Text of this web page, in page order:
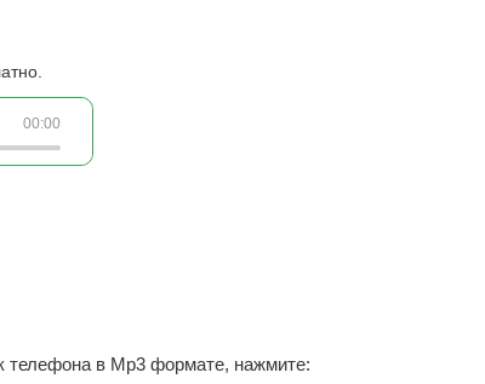
00:00
телефона в Mp3 формате, нажмите: